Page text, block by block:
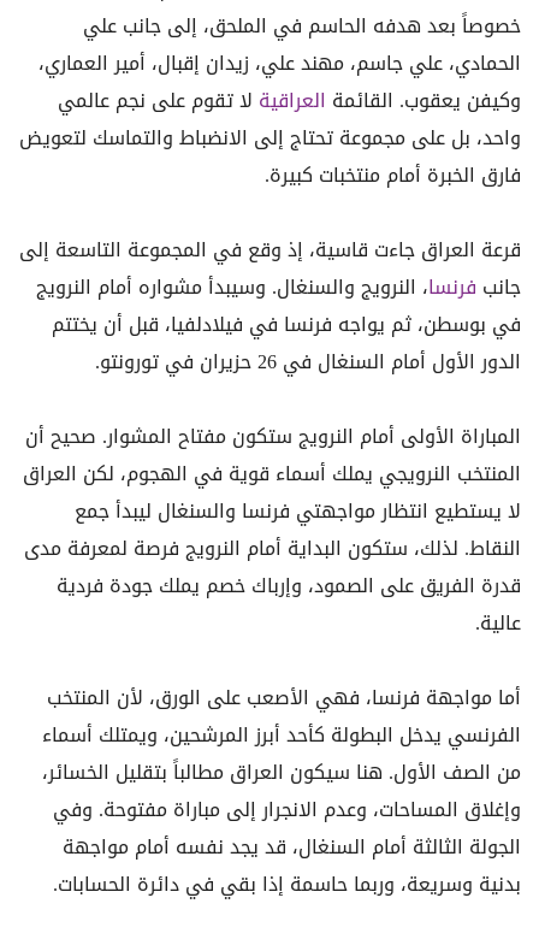
خصوصاً بعد هدفه الحاسم في الملحق، إلى جانب علي
الحمادي، علي جاسم، مهند علي، زيدان إقبال، أمير العماري،
وكيفن يعقوب. القائمة العراقية لا تقوم على نجم عالمي
واحد، بل على مجموعة تحتاج إلى الانضباط والتماسك لتعويض
فارق الخبرة أمام منتخبات كبيرة.
قرعة العراق جاءت قاسية، إذ وقع في المجموعة التاسعة إلى
جانب فرنسا، النرويج والسنغال. وسيبدأ مشواره أمام النرويج
في بوسطن، ثم يواجه فرنسا في فيلادلفيا، قبل أن يختتم
الدور الأول أمام السنغال في 26 حزيران في تورونتو.
المباراة الأولى أمام النرويج ستكون مفتاح المشوار. صحيح أن
المنتخب النرويجي يملك أسماء قوية في الهجوم، لكن العراق
لا يستطيع انتظار مواجهتي فرنسا والسنغال ليبدأ جمع
النقاط. لذلك، ستكون البداية أمام النرويج فرصة لمعرفة مدى
قدرة الفريق على الصمود، وإرباك خصم يملك جودة فردية
عالية.
أما مواجهة فرنسا، فهي الأصعب على الورق، لأن المنتخب
الفرنسي يدخل البطولة كأحد أبرز المرشحين، ويمتلك أسماء
من الصف الأول. هنا سيكون العراق مطالباً بتقليل الخسائر،
وإغلاق المساحات، وعدم الانجرار إلى مباراة مفتوحة. وفي
الجولة الثالثة أمام السنغال، قد يجد نفسه أمام مواجهة
بدنية وسريعة، وربما حاسمة إذا بقي في دائرة الحسابات.